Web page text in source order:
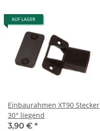
AUF LAGER
Einbaurahmen XT90 Stecker
30° liegend
3,90 € *